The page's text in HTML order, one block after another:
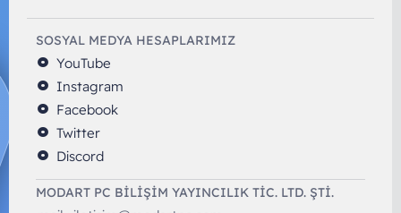
SOSYAL MEDYA HESAPLARIMIZ
YouTube
Instagram
Facebook
Twitter
Discord
MODART PC BILIŞIM YAYINCILIK TİC. LTD. ŞTİ.